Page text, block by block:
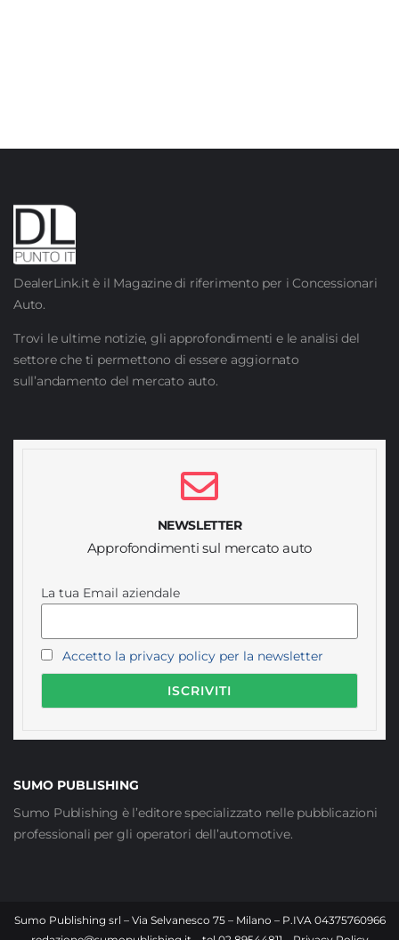
DealerLink.it è il Magazine di riferimento per i Concessionari
Auto.
Trovi le ultime notizie, gli approfondimenti e le analisi del
settore che ti permettono di essere aggiornato
sull’andamento del mercato auto.
NEWSLETTER
Approfondimenti sul mercato auto
La tua Email aziendale
Accetto la privacy policy per la newsletter
SUMO PUBLISHING
Sumo Publishing è l’editore specializzato nelle pubblicazioni
professionali per gli operatori dell’automotive.
Sumo Publishing srl – Via Selvanesco 75 – Milano – P.IVA 04375760966